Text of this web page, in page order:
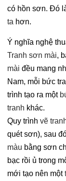
có hồn sơn. Đó
ta hơn.
Ý nghĩa nghệ
Tranh sơn mài,
mài đều mang
Nam, mỗi bức
trình tạo ra một
tranh khác.
Quy trình vẽ
quét sơn), sau
màu bằng sơn
bạc rồi ủ trong
mới tạo nên một